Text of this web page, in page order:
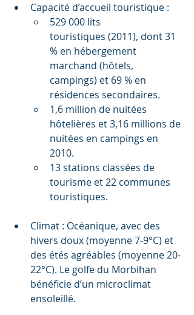
Capacité d’accueil touristique :
529 000 lits
touristiques (2011), dont 31
% en hébergement
marchand (hôtels,
campings) et 69 % en
résidences secondaires.
1,6 million de nuitées
hôtelières et 3,16 millions de
nuitées en campings en
2010.
13 stations classées de
tourisme et 22 communes
touristiques.
Climat : Océanique, avec des
hivers doux (moyenne 7-9°C) et
des étés agréables (moyenne 20-
22°C). Le golfe du Morbihan
bénéficie d’un microclimat
ensoleillé.